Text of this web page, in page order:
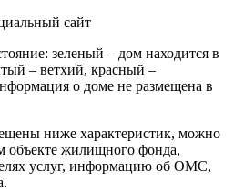
зеленый – дом находится в
– ветхий, красный –
о доме не размещена в
ниже характеристик, можно
объекте жилищного фонда,
услуг, информацию об ОМС,